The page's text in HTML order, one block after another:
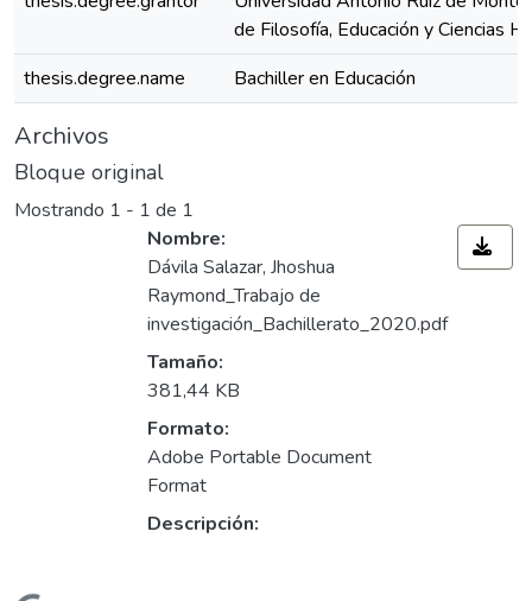
de Filosofía, Educación y Ciencias
thesis.degree.name
Bachiller en Educación
Archivos
Bloque original
Mostrando 1 - 1 de 1
Nombre:
Dávila Salazar, Jhoshua
Raymond_Trabajo de
investigación_Bachillerato_2020.pdf
Tamaño:
381,44 KB
Formato:
Adobe Portable Document
Format
Descripción: